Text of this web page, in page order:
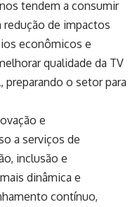
tendem a consumir
de impactos
econômicos e
qualidade da TV
o setor para
e
a serviços de
inclusão e
dinâmica e
contínuo,